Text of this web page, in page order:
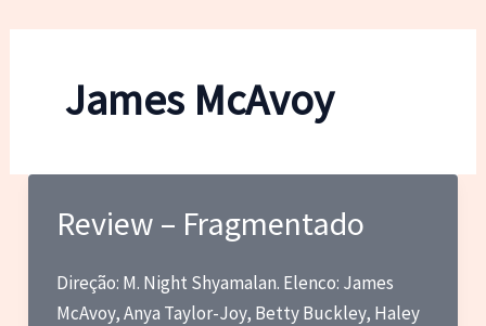
James McAvoy
Review – Fragmentado
Direção: M. Night Shyamalan. Elenco: James
McAvoy, Anya Taylor-Joy, Betty Buckley, Haley